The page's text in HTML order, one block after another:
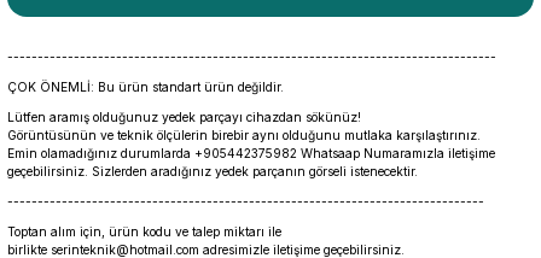
---------------------------------------------------------------------------------
ÇOK ÖNEMLİ: Bu ürün standart ürün değildir.
Lütfen aramış olduğunuz yedek parçayı cihazdan sökünüz!
Görüntüsünün ve teknik ölçülerin birebir aynı olduğunu mutlaka karşılaştırınız.
Emin olamadığınız durumlarda +905442375982 Whatsaap Numaramızla iletişime
geçebilirsiniz. Sizlerden aradığınız yedek parçanın görseli istenecektir.
-------------------------------------------------------------------------------
Toptan alım için, ürün kodu ve talep miktarı ile
birlikte serinteknik@hotmail.com adresimizle iletişime geçebilirsiniz.